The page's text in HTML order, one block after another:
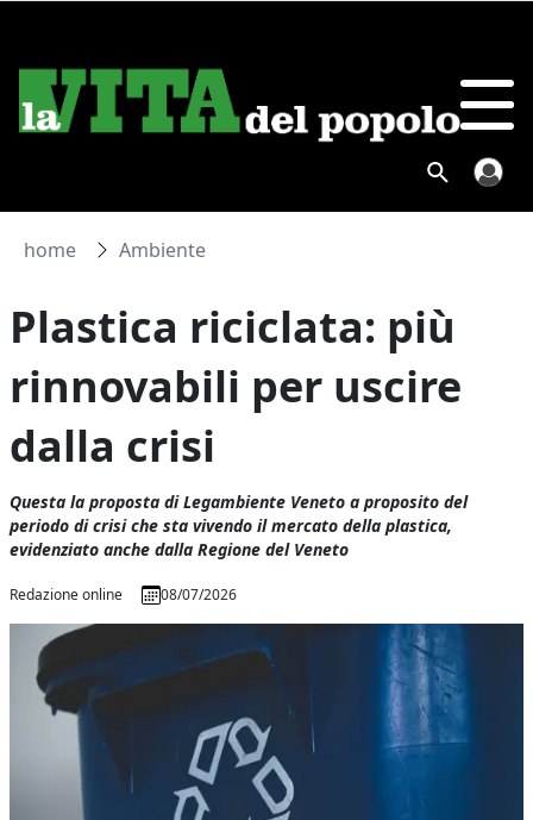
home Ambiente
Plastica riciclata: più
rinnovabili per uscire
dalla crisi
Questa la proposta di Legambiente Veneto a proposito del
periodo di crisi che sta vivendo il mercato della plastica,
evidenziato anche dalla Regione del Veneto
Redazione online 08/07/2026